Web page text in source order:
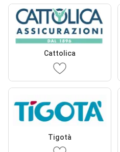
Cattolica
Tigotà